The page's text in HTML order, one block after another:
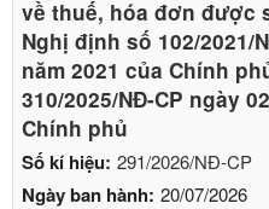
Số kí hiệu: 291/2026/NĐ-CP
Ngày ban hành: 20/07/2026
về thuế, hóa đơn được
Nghị định số 102/2021/
năm 2021 của Chính
310/2025/NĐ-CP ngày
Chính phủ